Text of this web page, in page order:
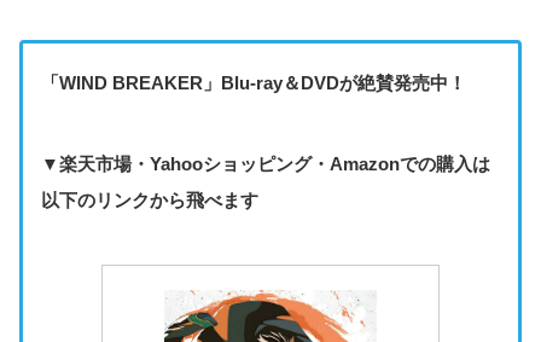
「WIND BREAKER 」Blu-ray＆DVDが絶賛発売中！
▼楽天市場・Yahooショッピング・Amazonでの購入は
以下のリンクから飛べます